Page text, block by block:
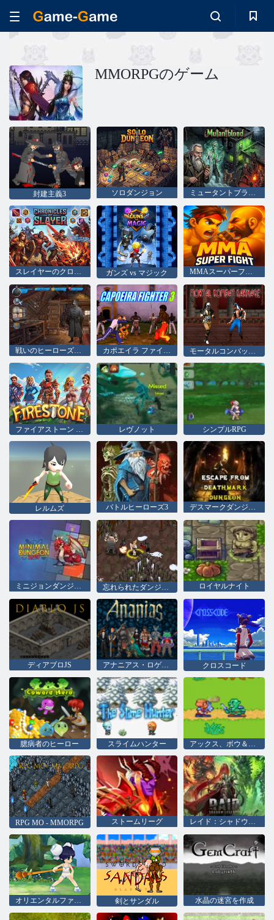
MMORPGのゲーム
封建主義3 ソロダンジョン ミュータントブラッド
スレイヤーのクロニクル ガンズ vs マジック MMAスーパーファイト
戦いのヒーローズRPG カポエイラ ファイター 3 モータルコンバットの大虐殺
ファイアストーン アイドル RPG レヴノット シンプルRPG
レルムズ バトルヒーローズ3 デスマークダンジョンからの脱出
ミニジョンダンジョンRPG ロイヤルナイト
ディアブロJS アナニアス・ロゲライケ クロスコード
臆病者のヒーロー スライムハンター アックス、ボウ＆スタッフ
RPG MO - MMORPG ストームリーグ レイド：シャドウレジェンド
オリエンタルファンタジー 剣とサンダル 水晶の迷宮を作成